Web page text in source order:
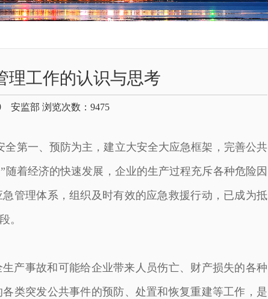
理工作的认识与思考
安监部 浏览次数： 9475
第一、预防为主，建立大安全大应急框架，完善公共
着经济的快速发展，企业的生产过程充斥各种危险因
管理体系，组织及时有效的应急救援行动，已成为抵
。
产事故和可能给企业带来人员伤亡、财产损失的各种
类突发公共事件的预防、处置和恢复重建等工作，是